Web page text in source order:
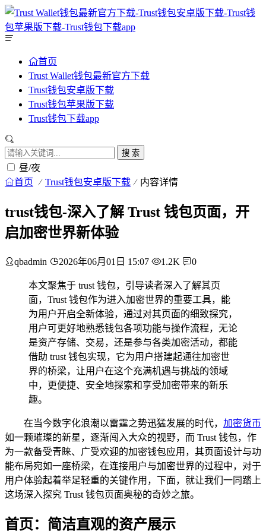
首页
Trust Wallet钱包最新官方下载
Trust钱包安卓版下载
Trust钱包苹果版下载
Trust钱包下载app
搜 索
昼/夜
首页 Trust钱包安卓版下载 内容详情
trust钱包-深入了解 Trust 钱包页面，开
启加密世界新体验
qbadmin 2026年06月01日 15:07 1.2K 0
本文聚焦于 trust 钱包，引导读者深入了解其页
面，Trust 钱包作为进入加密世界的重要工具，能
为用户开启全新体验，通过对其页面的细致探究，
用户可更好地熟悉钱包各项功能与操作流程，无论
是资产存储、交易，还是参与各类加密活动，都能
借助 trust 钱包实现，它为用户搭建起通往加密世
界的桥梁，让用户在这个充满机遇与挑战的领域
中，更便捷、安全地探索和享受加密带来的新乐
趣。
在当今数字化浪潮以雷霆之势迅猛发展的时代， 加密货币
如一颗璀璨的新星，逐渐闯入大众的视野，而 Trust 钱包，作
为一款备受青睐、广受欢迎的加密钱包应用，其页面设计与功
能布局宛如一座桥梁，在连接用户与加密世界的过程中，对于
用户体验起着举足轻重的关键作用，下面，就让我们一同踏上
这场深入探究 Trust 钱包页面奥秘的奇妙之旅。
首页：简洁直观的资产展示